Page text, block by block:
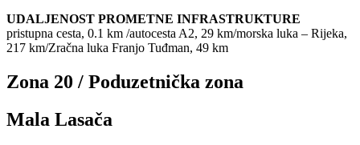
UDALJENOST PROMETNE INFRASTRUKTURE
pristupna cesta, 0.1 km /autocesta A2, 29 km/morska luka – Rijeka,
217 km/Zračna luka Franjo Tuđman, 49 km
Zona 20 / Poduzetnička zona
Mala Lasača